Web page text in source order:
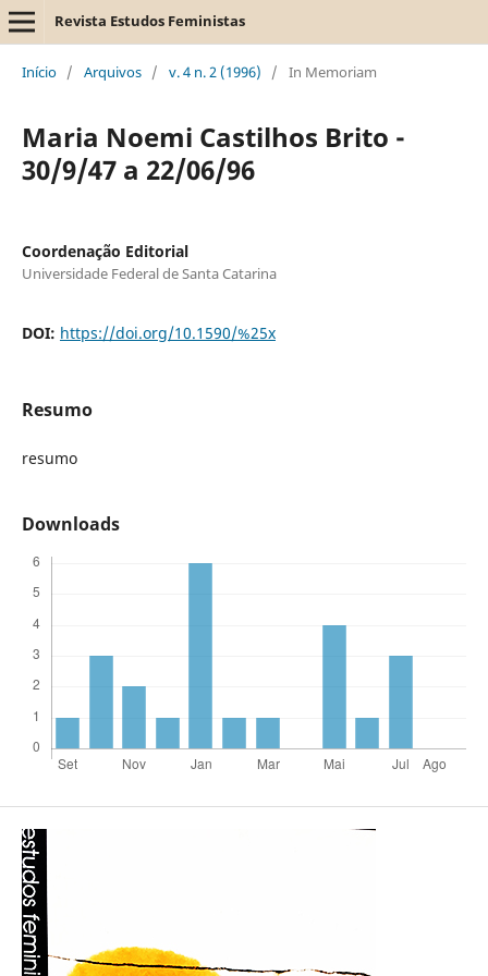
Revista Estudos Feministas
Início / Arquivos / v. 4 n. 2 (1996) / In Memoriam
Maria Noemi Castilhos Brito -
30/9/47 a 22/06/96
Coordenação Editorial
Universidade Federal de Santa Catarina
DOI: https://doi.org/10.1590/%25x
Resumo
resumo
Downloads